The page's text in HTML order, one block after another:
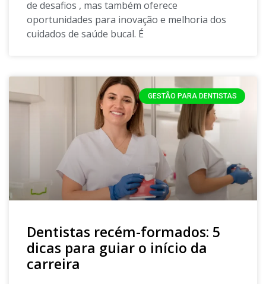
de desafios , mas também oferece
oportunidades para inovação e melhoria dos
cuidados de saúde bucal. É
GESTÃO PARA DENTISTAS
Dentistas recém-formados: 5
dicas para guiar o início da
carreira